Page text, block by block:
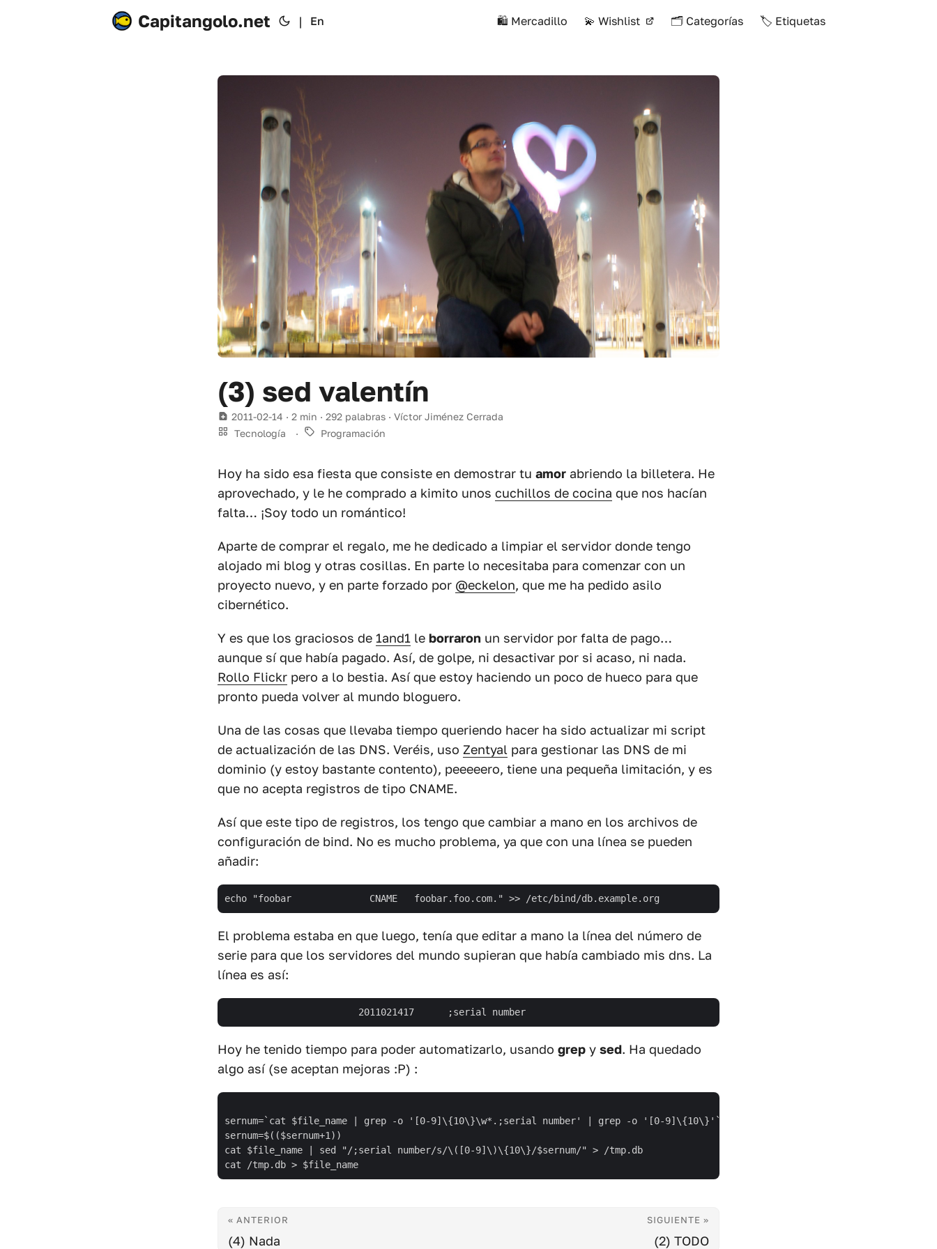
Capitangolo.net | En 🛍️ Mercadillo 💫 Wishlist 🗂️ Categorías 🏷️ Etiquetas
(3) sed valentín
2011-02-14 · 2 min · 292 palabras · Víctor Jiménez Cerrada
Tecnología
· Programación
Hoy ha sido esa fiesta que consiste en demostrar tu amor abriendo la billetera. He
aprovechado, y le he comprado a kimito unos cuchillos de cocina que nos hacían
falta… ¡Soy todo un romántico!
Aparte de comprar el regalo, me he dedicado a limpiar el servidor donde tengo
alojado mi blog y otras cosillas. En parte lo necesitaba para comenzar con un
proyecto nuevo, y en parte forzado por @eckelon, que me ha pedido asilo
cibernético.
Y es que los graciosos de 1and1 le borraron un servidor por falta de pago…
aunque sí que había pagado. Así, de golpe, ni desactivar por si acaso, ni nada.
Rollo Flickr pero a lo bestia. Así que estoy haciendo un poco de hueco para que
pronto pueda volver al mundo bloguero.
Una de las cosas que llevaba tiempo queriendo hacer ha sido actualizar mi script
de actualización de las DNS. Veréis, uso Zentyal para gestionar las DNS de mi
dominio (y estoy bastante contento), peeeeero, tiene una pequeña limitación, y es
que no acepta registros de tipo CNAME.
Así que este tipo de registros, los tengo que cambiar a mano en los archivos de
configuración de bind. No es mucho problema, ya que con una línea se pueden
añadir:
El problema estaba en que luego, tenía que editar a mano la línea del número de
serie para que los servidores del mundo supieran que había cambiado mis dns. La
línea es así:
Hoy he tenido tiempo para poder automatizarlo, usando grep y sed. Ha quedado
algo así (se aceptan mejoras :P) :
sernum=`cat $file_name | grep -o '[0-9]\{10\}\w*.;serial number' | grep -o '[0-9]\{10\}'`
sernum=$(($sernum+1))
cat $file_name | sed "/;serial number/s/\([0-9]\)\{10\}/$sernum/" > /tmp.db
« ANTERIOR
(4) Nada
SIGUIENTE »
(2) TODO